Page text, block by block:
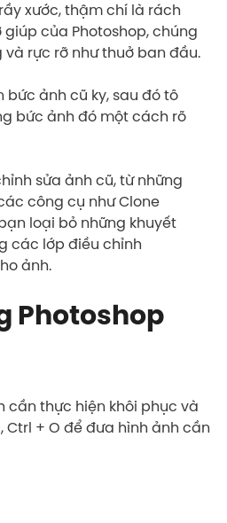
xước, thậm chí là rách
của Photoshop, chúng
rực rỡ như thuở ban đầu.
ảnh cũ ky, sau đó tô
bức ảnh đó một cách rõ
sửa ảnh cũ, từ những
công cụ như Clone
loại bỏ những khuyết
các lớp điều chỉnh
ảnh.
Photoshop
cần thực hiện khôi phục và
Ctrl + O để đưa hình ảnh cần